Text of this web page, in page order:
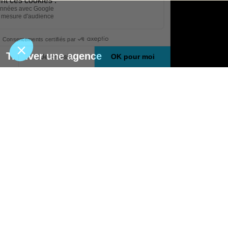
Trouver une agence